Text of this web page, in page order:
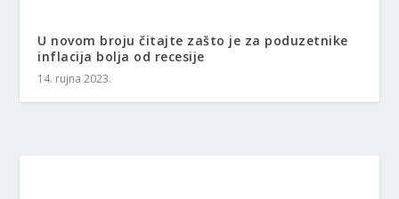
U novom broju čitajte zašto je za poduzetnike
inflacija bolja od recesije
14. rujna 2023.